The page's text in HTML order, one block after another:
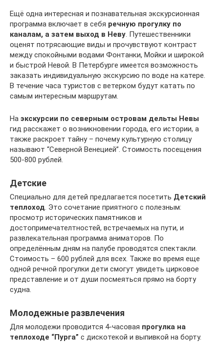
Ещё одна интересная и познавательная экскурсионная
программа включает в себя речную прогулку по
каналам, а затем выход в Неву . Путешественники
оценят потрясающие виды и прочувствуют контраст
между спокойными водами Фонтанки, Мойки и широкой
и быстрой Невой. В Петербурге имеется возможность
заказать индивидуальную экскурсию по воде на катере.
В течение часа туристов с ветерком будут катать по
самым интересным маршрутам.
На экскурсии по северным островам дельты Невы
гид расскажет о возникновении города, его истории, а
также раскроет тайну – почему культурную столицу
называют “Северной Венецией”. Стоимость посещения
500-800 рублей.
Детские
Специально для детей предлагается посетить Детский
теплоход . Это сочетание приятного с полезным:
просмотр исторических памятников и
достопримечателтностей, встречаемых на пути, и
развлекательная программа аниматоров. По
определённым дням на палубе проводятся спектакли.
Стоимость – 600 рублей для всех. Также во время еще
одной речной прогулки дети смогут увидеть цирковое
представление и от души посмеяться прямо на борту
судна.
Молодежные развлечения
Для молодежи проводится 4-часовая прогулка на
теплоходе “Пурга” с дискотекой и выпивкой на борту.